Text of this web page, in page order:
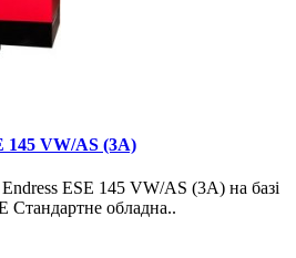
145 VW/AS (3A)
Endress ESE 145 VW/AS (3A) на базі
Стандартне обладна..